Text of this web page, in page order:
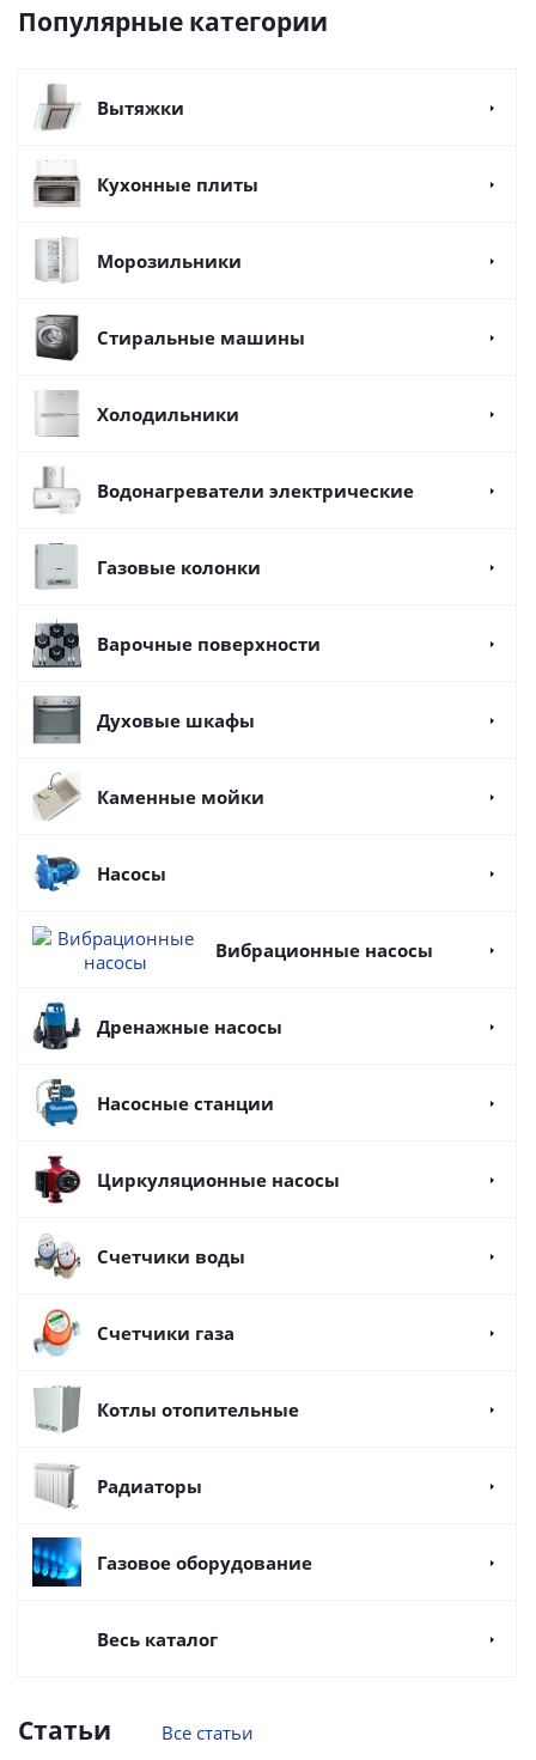
Популярные категории
Вытяжки
Кухонные плиты
Морозильники
Стиральные машины
Холодильники
Водонагреватели электрические
Газовые колонки
Варочные поверхности
Духовые шкафы
Каменные мойки
Насосы
Вибрационные насосы
Дренажные насосы
Насосные станции
Циркуляционные насосы
Счетчики воды
Счетчики газа
Котлы отопительные
Радиаторы
Газовое оборудование
Весь каталог
Статьи Все статьи